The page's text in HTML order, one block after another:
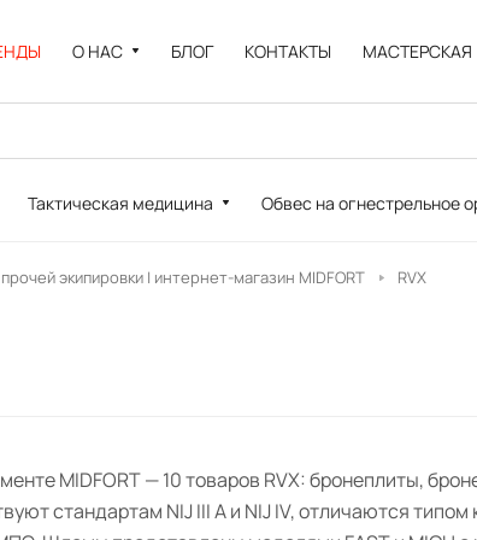
О НАС БЛОГ КОНТАКТЫ МАСТЕРСКАЯ
Тактическая медицина Обвес на огнестрельное
экипировки | интернет-магазин MIDFORT RVX
MIDFORT — 10 товаров RVX: бронеплиты,
стандартам NIJ III A и NIJ IV, отличаются